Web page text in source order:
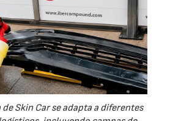
Skin Car se adapta a diferentes